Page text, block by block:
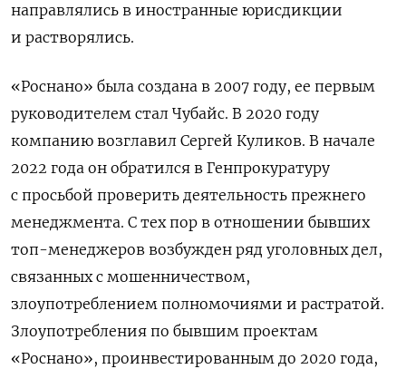
направлялись в иностранные юрисдикции
и растворялись.
«Роснано» была создана в 2007 году, ее первым
руководителем стал Чубайс. В 2020 году
компанию возглавил Сергей Куликов. В начале
2022 года он обратился в Генпрокуратуру
с просьбой проверить деятельность прежнего
менеджмента. С тех пор в отношении бывших
топ-менеджеров возбужден ряд уголовных дел,
связанных с мошенничеством,
злоупотреблением полномочиями и растратой.
Злоупотребления по бывшим проектам
«Роснано», проинвестированным до 2020 года,